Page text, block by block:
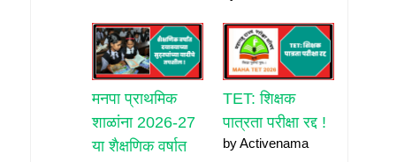
मनपा प्राथमिक
शाळांना 2026-27
या शैक्षणिक वर्षात
TET: शिक्षक
पात्रता परीक्षा रद्द !
by Activenama